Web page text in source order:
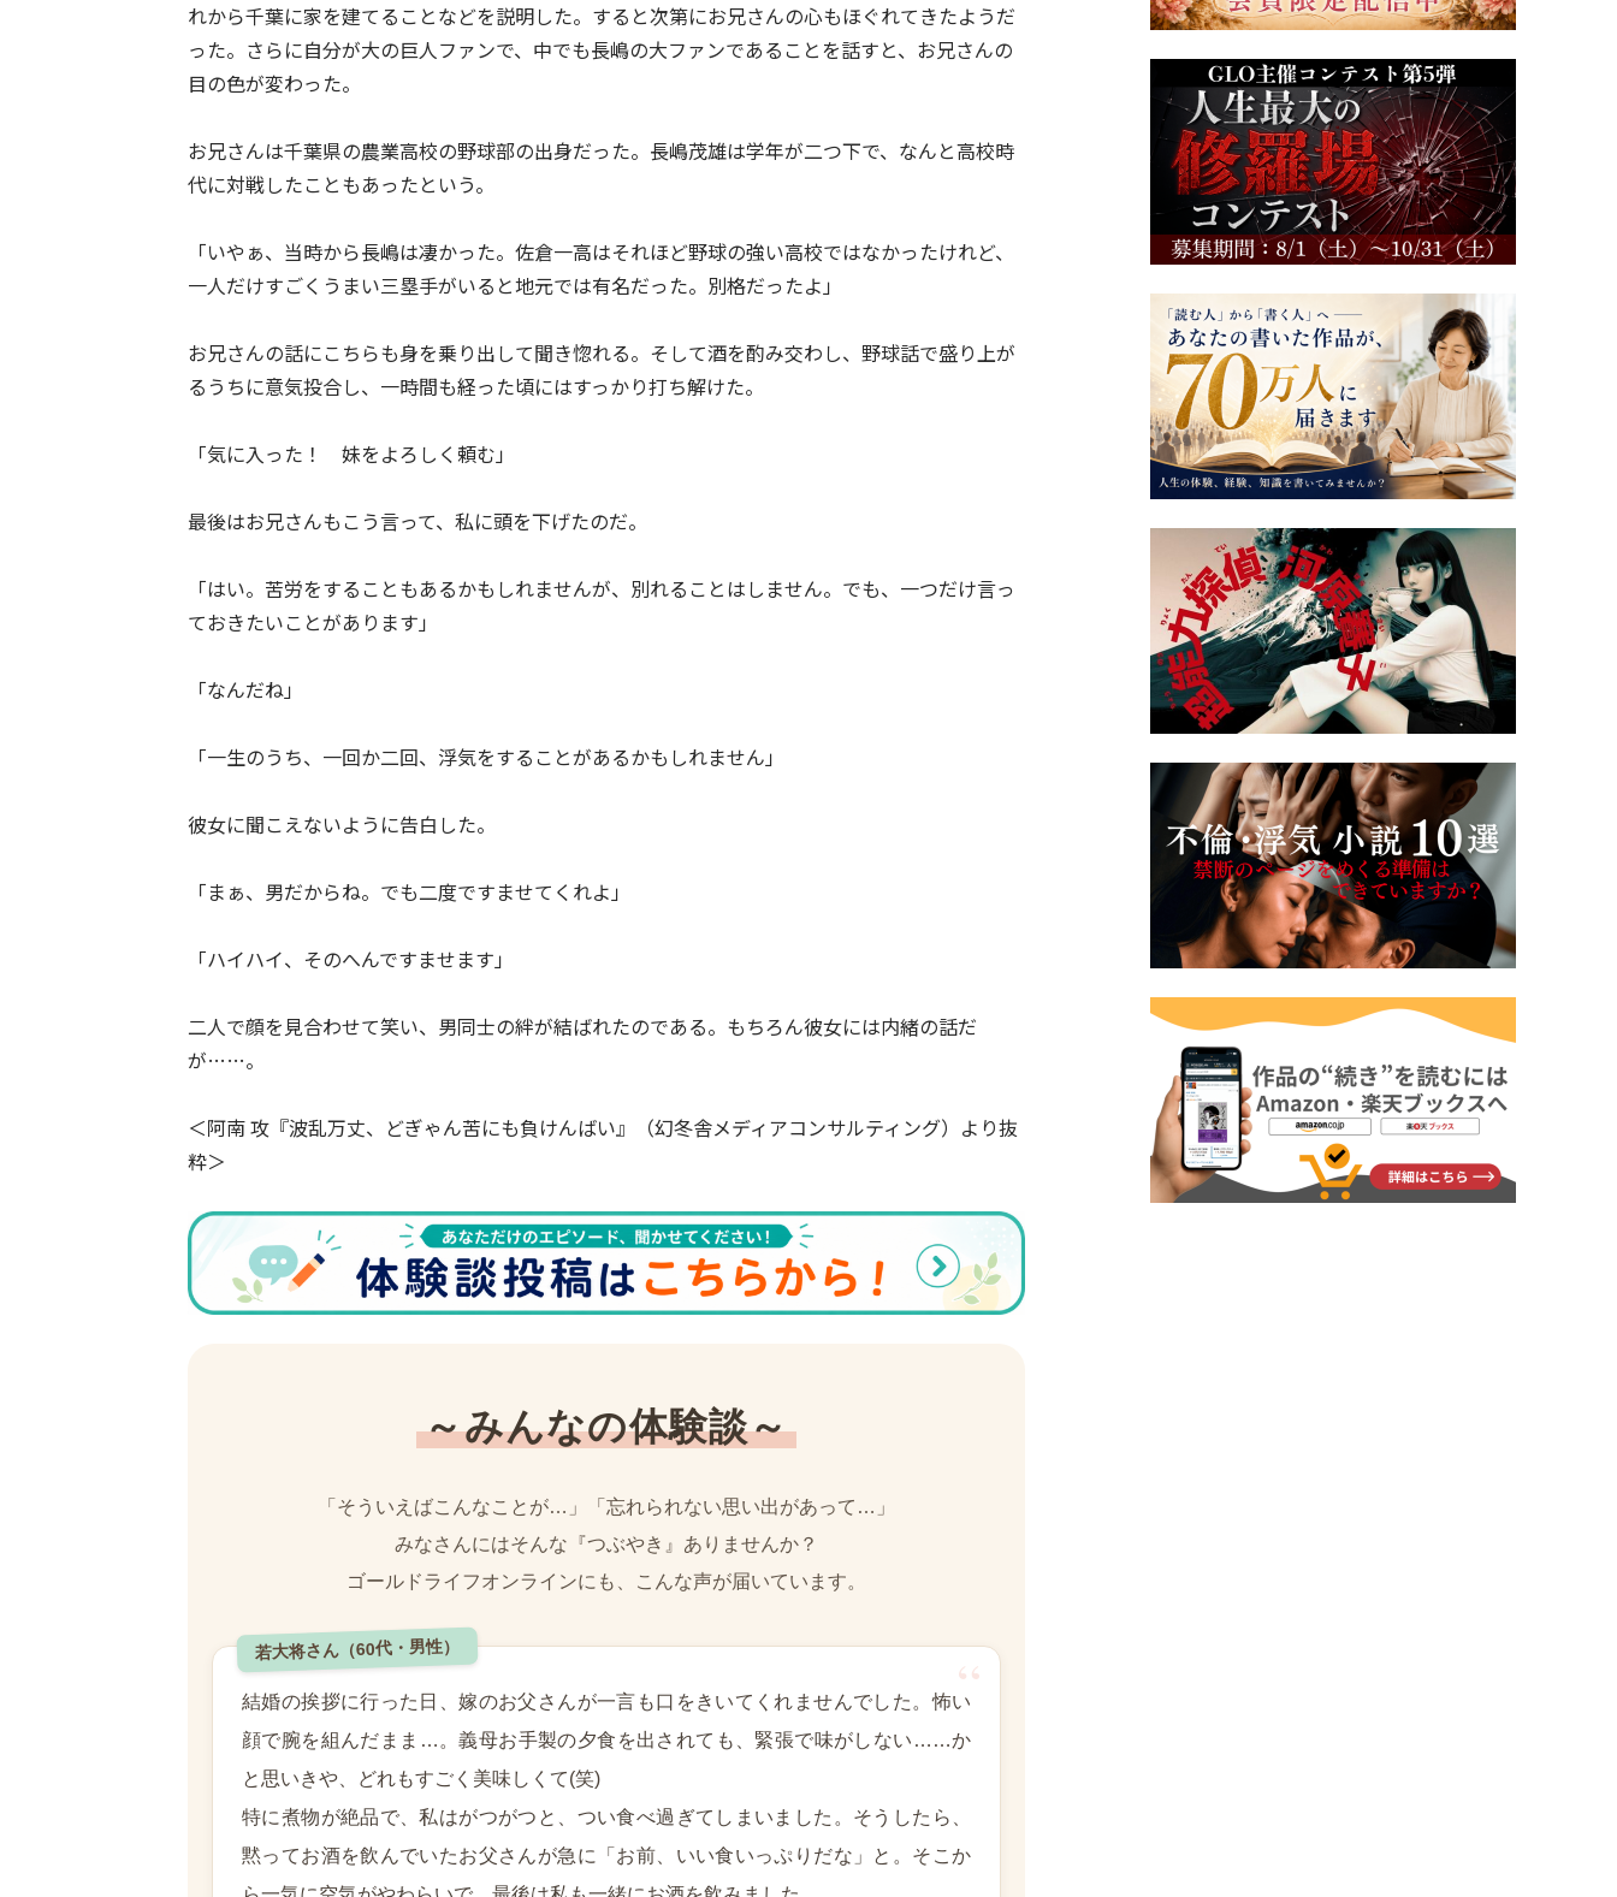
れから千葉に家を建てることなどを説明した。すると次第にお兄さんの心もほぐれてきたようだ
った。さらに自分が大の巨人ファンで、中でも長嶋の大ファンであることを話すと、お兄さんの
目の色が変わった。
お兄さんは千葉県の農業高校の野球部の出身だった。長嶋茂雄は学年が二つ下で、なんと高校時
代に対戦したこともあったという。
「いやぁ、当時から長嶋は凄かった。佐倉一高はそれほど野球の強い高校ではなかったけれど、
一人だけすごくうまい三塁手がいると地元では有名だった。別格だったよ」
お兄さんの話にこちらも身を乗り出して聞き惚れる。そして酒を酌み交わし、野球話で盛り上が
るうちに意気投合し、一時間も経った頃にはすっかり打ち解けた。
「気に入った！ 妹をよろしく頼む」
最後はお兄さんもこう言って、私に頭を下げたのだ。
「はい。苦労をすることもあるかもしれませんが、別れることはしません。でも、一つだけ言っ
ておきたいことがあります」
「なんだね」
「一生のうち、一回か二回、浮気をすることがあるかもしれません」
彼女に聞こえないように告白した。
「まぁ、男だからね。でも二度ですませてくれよ」
「ハイハイ、そのへんですませます」
二人で顔を見合わせて笑い、男同士の絆が結ばれたのである。もちろん彼女には内緒の話だ
が……。
＜阿南 攻『波乱万丈、どぎゃん苦にも負けんばい』（幻冬舎メディアコンサルティング）より抜
粋＞
～みんなの体験談～
「そういえばこんなことが…」「忘れられない思い出があって…」
みなさんにはそんな『つぶやき』ありませんか？
ゴールドライフオンラインにも、こんな声が届いています。
若大将さん（60代・男性）
結婚の挨拶に行った日、嫁のお父さんが一言も口をきいてくれませんでした。怖い
顔で腕を組んだまま…。義母お手製の夕食を出されても、緊張で味がしない……か
と思いきや、どれもすごく美味しくて(笑)
特に煮物が絶品で、私はがつがつと、つい食べ過ぎてしまいました。そうしたら、
黙ってお酒を飲んでいたお父さんが急に「お前、いい食いっぷりだな」と。そこか